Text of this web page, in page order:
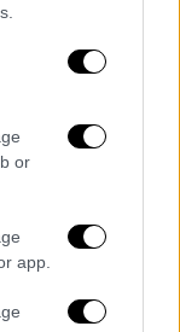
or
app.
με Όσκαρ
υποδύεται
της
ενεργό
(Ντάμσον